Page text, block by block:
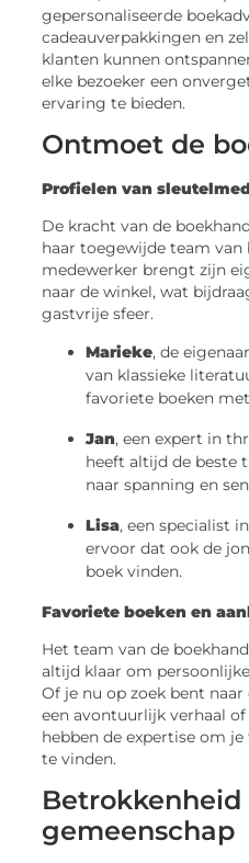
gepersonaliseerde
cadeauverpakkingen en
klanten kunnen
elke bezoeker een
ervaring te bieden.
Ontmoet de
Profielen van
De kracht van de
haar toegewijde team van
medewerker brengt zijn
naar de winkel, wat
gastvrije sfeer.
Marieke, de
van klassieke
favoriete boeken
Jan, een expert in
heeft altijd de beste
naar spanning en
Lisa, een specialist
ervoor dat ook de
boek vinden.
Favoriete boeken en
Het team van de
altijd klaar om
Of je nu op zoek bent
een avontuurlijk verhaal
hebben de expertise om
te vinden.
Betrokkenheid
gemeenschap